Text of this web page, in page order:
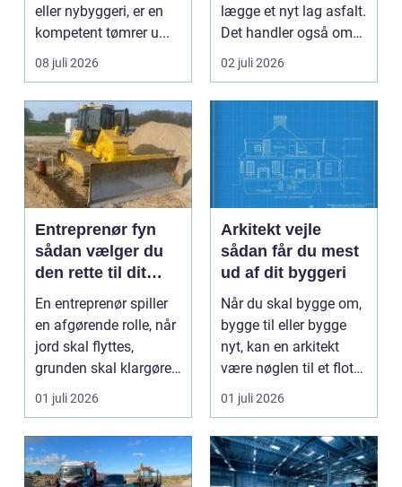
eller nybyggeri, er en
kompetent tømrer u...
08 juli 2026
lægge et nyt lag asfalt.
Det handler også om
planlægnin...
02 juli 2026
Entreprenør fyn
sådan vælger du
den rette til dit
projekt
En entreprenør spiller
en afgørende rolle, når
jord skal flyttes,
grunden skal klargøres,
eller der ...
01 juli 2026
Arkitekt vejle
sådan får du mest
ud af dit byggeri
Når du skal bygge om,
bygge til eller bygge
nyt, kan en arkitekt
være nøglen til et flot
resultat, d...
01 juli 2026